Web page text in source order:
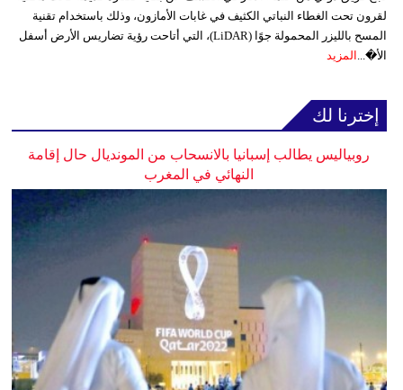
لقرون تحت الغطاء النباتي الكثيف في غابات الأمازون، وذلك باستخدام تقنية
المسح بالليزر المحمولة جوًا (LiDAR)، التي أتاحت رؤية تضاريس الأرض أسفل
الأ�... المزيد
إخترنا لك
روبياليس يطالب إسبانيا بالانسحاب من المونديال حال إقامة
النهائي في المغرب